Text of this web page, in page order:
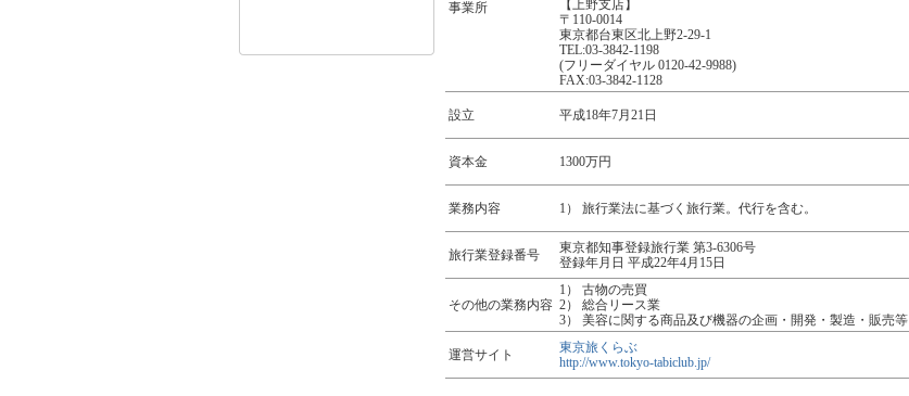
事業所
【上野支店】
〒110-0014
東京都台東区北上野2-29-1
TEL:03-3842-1198
(フリーダイヤル 0120-42-9988)
FAX:03-3842-1128
設立 平成18年7月21日
資本金 1300万円
業務内容 1） 旅行業法に基づく旅行業。代行を含む。
旅行業登録番号
東京都知事登録旅行業 第3‐6306号
登録年月日 平成22年4月15日
その他の業務内容
1） 古物の売買
2） 総合リース業
3） 美容に関する商品及び機器の企画・開発・製造・販売等
運営サイト
東京旅くらぶ
http://www.tokyo-tabiclub.jp/